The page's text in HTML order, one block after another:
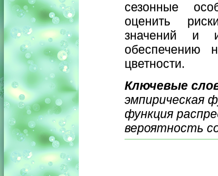
сезонные
оценить
значений и
обеспечению
цветности.
Ключевые
эмпирическая
функция
вероятность